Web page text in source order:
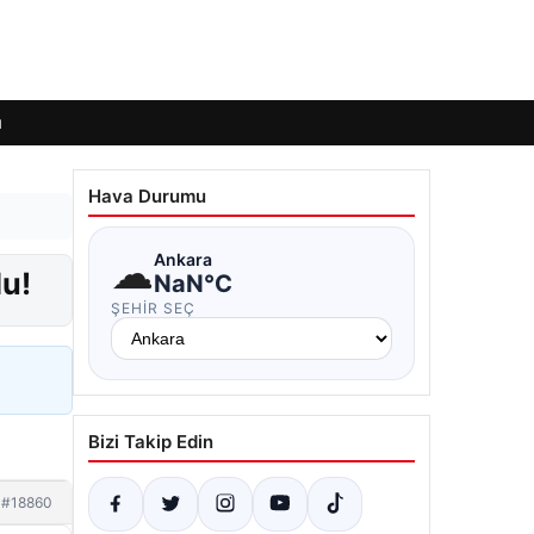
#18860
Hava Durumu
☁Ankara
NaN°C
ŞEHIR SEÇ
Bizi Takip Edin